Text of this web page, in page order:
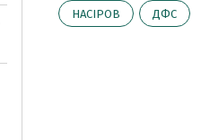
НАСІРОВ ДФС